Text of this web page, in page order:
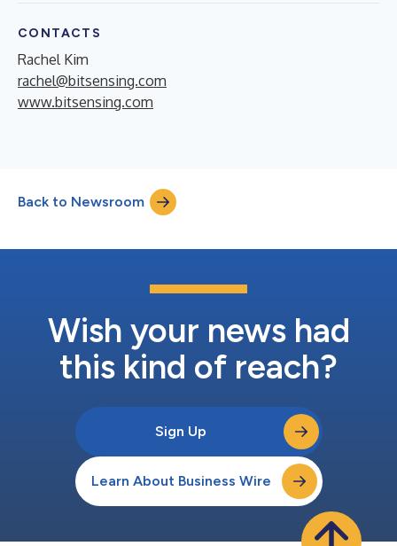
CONTACTS
Rachel Kim
rachel@bitsensing.com
www.bitsensing.com
Back to Newsroom
Wish your news had
this kind of reach?
Sign Up
Learn About Business Wire